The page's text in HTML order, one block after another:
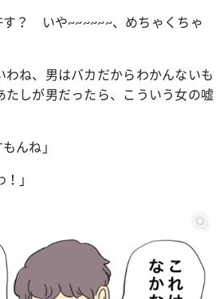
す？ いや~~~~~~、めちゃくちゃ
わね、男はバカだからわかんないも
たしが男だったら、こういう女の嘘
んね」
」